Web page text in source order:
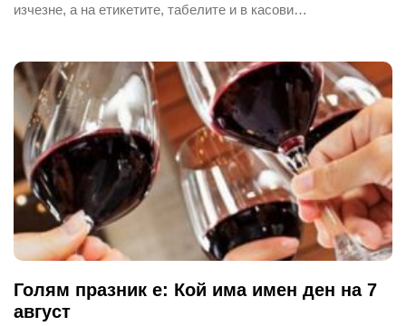
изчезне, а на етикетите, табелите и в касови…
Голям празник е: Кой има имен ден на 7
август